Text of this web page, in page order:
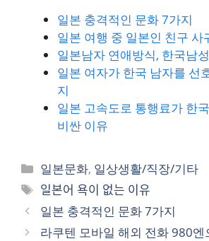
일본 충격적인 문화 7가지
일본 여행 중 일본인 친구 사
일본남자 연애방식, 한국남
일본 여자가 한국 남자를 선
지
일본 고속도로 통행료가 한
비싼 이유
카
테
리
일본문화, 일상생활/직장/기타
태
그
일본어 욕이 없는 이유
일본 충격적인 문화 7가지
라쿠텐 모바일 해외 전화 980엔